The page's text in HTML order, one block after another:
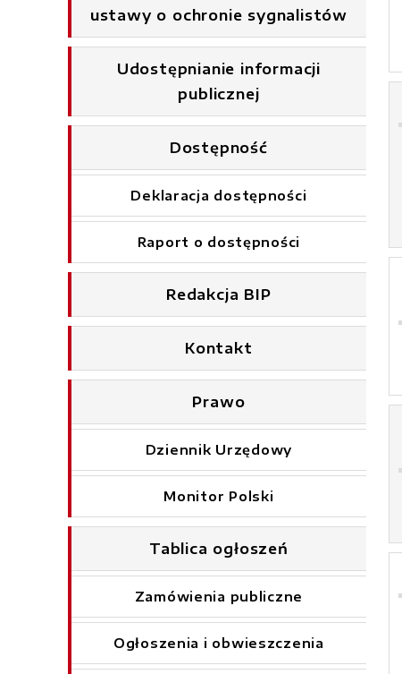
ustawy o ochronie sygnalistów
Udostępnianie informacji
publicznej
Dostępność
Deklaracja dostępności
Raport o dostępności
Redakcja BIP
Kontakt
Prawo
Dziennik Urzędowy
Monitor Polski
Tablica ogłoszeń
Zamówienia publiczne
Ogłoszenia i obwieszczenia